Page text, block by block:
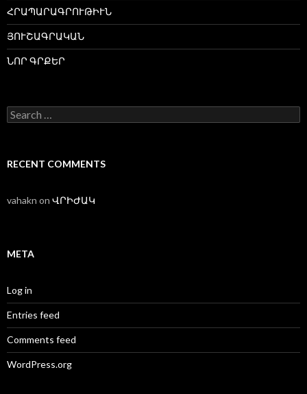
ՀՐԱՊԱՐԱԳՐՈՒԹԻՒՆ
ՅՈՒՇԱԳՐԱԿԱՆ
ՆՈՐ ԳՐՔԵՐ
Search
for:
RECENT COMMENTS
vahakn on ՎՐԻԺԱԿ
META
Log in
Entries feed
Comments feed
WordPress.org